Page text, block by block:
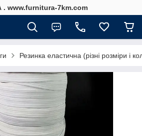
www.furnitura-7km.com
Резинка еластична (різні розміри і